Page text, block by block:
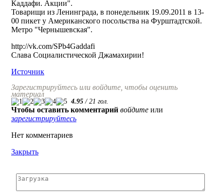
Каддафи. Акции".
Товарищи из Ленинграда, в понедельник 19.09.2011 в 13-
00 пикет у Американского посольства на Фурштадтской.
Метро "Чернышевская".
http://vk.com/SPb4Gaddafi
Слава Социалистической Джамахирии!
Источник
Зарегистрируйтесь или войдите, чтобы оценить
материал
4.95 / 21 гол.
Чтобы оставить комментарий войдите или
зарегистрируйтесь
Нет комментариев
Закрыть